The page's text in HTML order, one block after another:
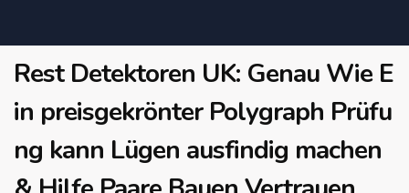
Rest Detektoren UK: Genau Wie E
in preisgekrönter Polygraph Prüfu
ng kann Lügen ausfindig machen